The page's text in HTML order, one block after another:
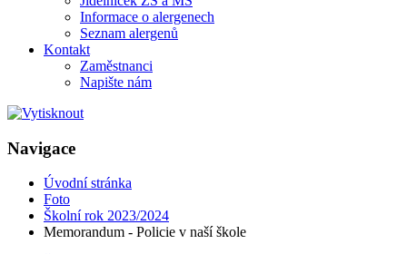
Informace o alergenech
Seznam alergenů
Kontakt
Zaměstnanci
Napište nám
Navigace
Úvodní stránka
Foto
Školní rok 2023/2024
Memorandum - Policie v naší škole